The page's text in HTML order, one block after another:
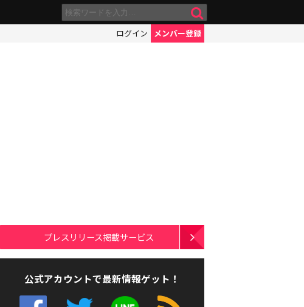
ログイン メンバー登録
プレスリリース掲載サービス
公式アカウントで最新情報ゲット！